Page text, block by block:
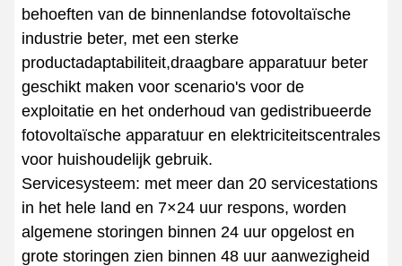
behoeften van de binnenlandse fotovoltaïsche
industrie beter, met een sterke
productadaptabiliteit,draagbare apparatuur beter
geschikt maken voor scenario's voor de
exploitatie en het onderhoud van gedistribueerde
fotovoltaïsche apparatuur en elektriciteitscentrales
voor huishoudelijk gebruik.
Servicesysteem: met meer dan 20 servicestations
in het hele land en 7×24 uur respons, worden
algemene storingen binnen 24 uur opgelost en
grote storingen zien binnen 48 uur aanwezigheid